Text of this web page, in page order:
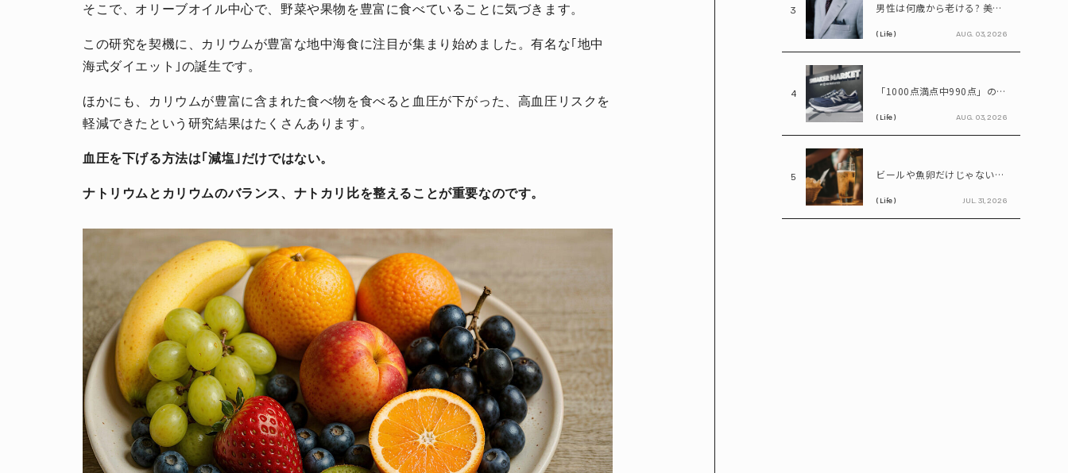
そこで、オリーブオイル中心で、野菜や果物を豊富に食べていることに気づきます。
この研究を契機に、カリウムが豊富な地中海食に注目が集まり始めました。有名な｢地中
海式ダイエット｣の誕生です。
ほかにも、カリウムが豊富に含まれた食べ物を食べると血圧が下がった、高血圧リスクを
軽減できたという研究結果はたくさんあります。
血圧を下げる方法は｢減塩｣だけではない。
ナトリウムとカリウムのバランス、ナトカリ比を整えることが重要なのです。
3 男性は何歳から老ける? 美容医療の医師が語る「老化の初期サイン」
( Life ) AUG. 03, 2026
4 「1000点満点中990点」のスニーカー? ニューバランス「990」が名作と呼ばれる理由
( Life ) AUG. 03, 2026
5 ビールや魚卵だけじゃない…尿酸値を上げる「食べ物・飲み物」とは? 医師が警鐘
( Life ) JUL. 31, 2026